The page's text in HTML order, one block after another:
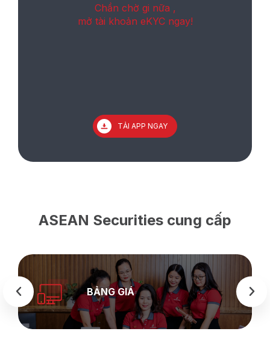
Chần chờ gi nữa ,
mở tài khoản eKYC ngay!
TẢI APP NGAY
ASEAN Securities cung cấp
BẢNG GIÁ